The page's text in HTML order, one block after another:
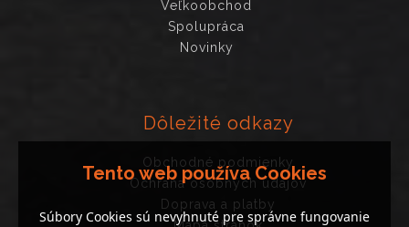
Veľkoobchod
Spolupráca
Novinky
Dôležité odkazy
Obchodné podmienky
Ochrana osobných údajov
Doprava a platby
Tento web používa Cookies
Súbory Cookies sú nevyhnuté pre správne fungovanie